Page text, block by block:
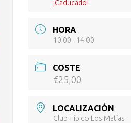
¡Caducado!
HORA
10:00 - 14:00
COSTE
€25,00
LOCALIZACIÓN
Club Hípico Los Matías